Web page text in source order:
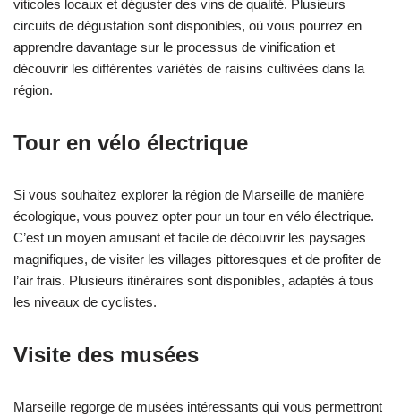
viticoles locaux et déguster des vins de qualité. Plusieurs
circuits de dégustation sont disponibles, où vous pourrez en
apprendre davantage sur le processus de vinification et
découvrir les différentes variétés de raisins cultivées dans la
région.
Tour en vélo électrique
Si vous souhaitez explorer la région de Marseille de manière
écologique, vous pouvez opter pour un tour en vélo électrique.
C’est un moyen amusant et facile de découvrir les paysages
magnifiques, de visiter les villages pittoresques et de profiter de
l’air frais. Plusieurs itinéraires sont disponibles, adaptés à tous
les niveaux de cyclistes.
Visite des musées
Marseille regorge de musées intéressants qui vous permettront